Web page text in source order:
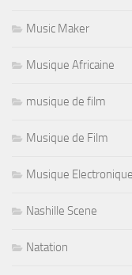
Music Maker
Musique Africaine
musique de film
Musique de Film
Musique Electronique
Nashille Scene
Natation